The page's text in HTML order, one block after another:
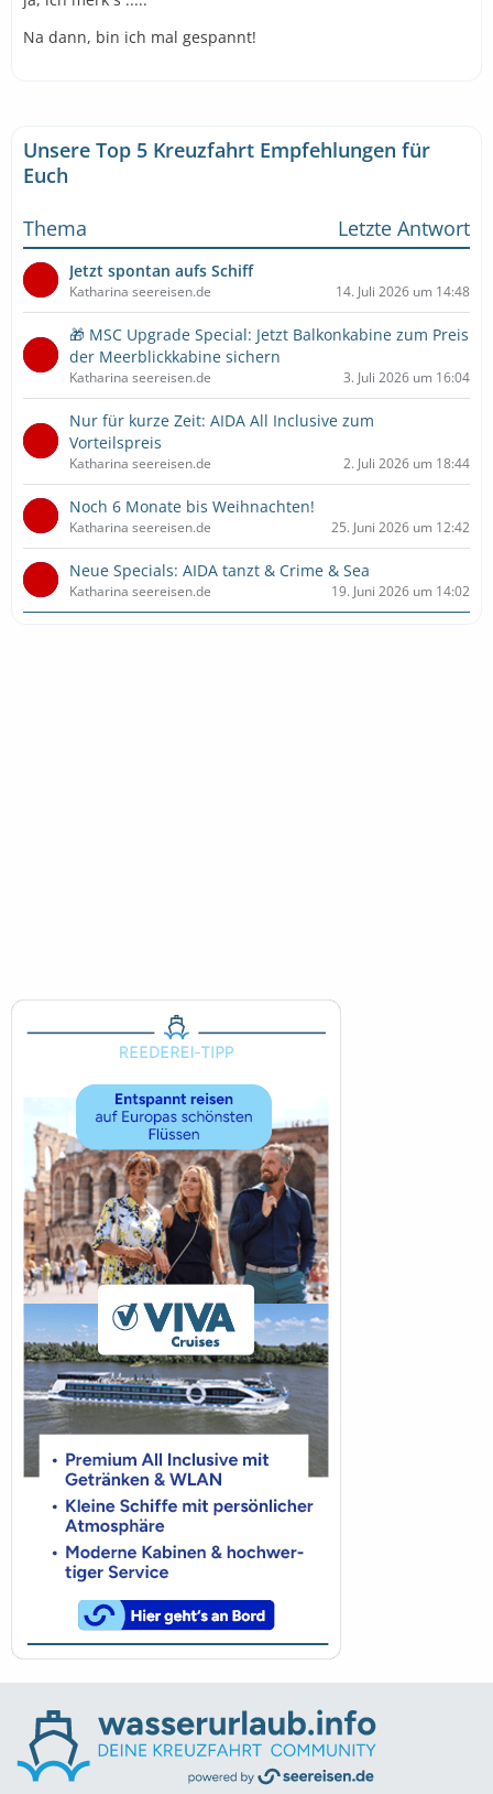
Na dann, bin ich mal gespannt!
Unsere Top 5 Kreuzfahrt Empfehlungen für
Euch
Thema
Letzte Antwort
Jetzt spontan aufs Schiff
Katharina seereisen.de 14. Juli 2026 um 14:48
🎁 MSC Upgrade Special: Jetzt Balkonkabine zum Preis
der Meerblickkabine sichern
Katharina seereisen.de 3. Juli 2026 um 16:04
Nur für kurze Zeit: AIDA All Inclusive zum
Vorteilspreis
Katharina seereisen.de 2. Juli 2026 um 18:44
Noch 6 Monate bis Weihnachten!
Katharina seereisen.de 25. Juni 2026 um 12:42
Neue Specials: AIDA tanzt & Crime & Sea
Katharina seereisen.de 19. Juni 2026 um 14:02